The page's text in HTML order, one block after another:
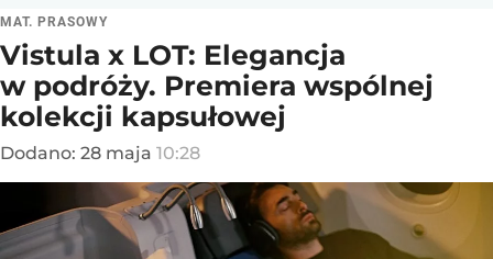
MAT. PRASOWY
Vistula x LOT: Elegancja
w podróży. Premiera wspólnej
kolekcji kapsułowej
Dodano: 28 maja 10:28